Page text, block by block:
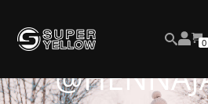
sisältöön
0